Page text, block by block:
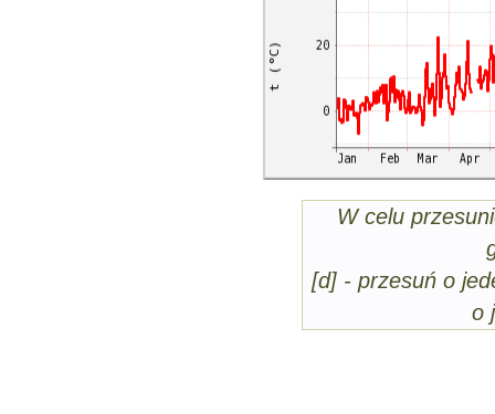
W celu
[d] - przesuń o
o